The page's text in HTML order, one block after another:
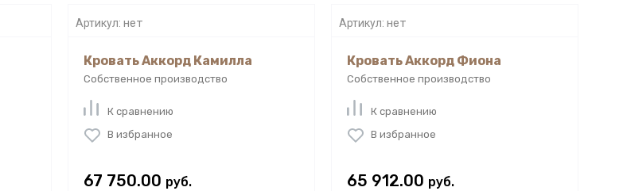
Артикул: нет
Кровать Аккорд Камилла
Собственное производство
К сравнению
В избранное
67 750.00 руб.
Артикул: нет
Кровать Аккорд Фиона
Собственное производство
К сравнению
В избранное
65 912.00 руб.